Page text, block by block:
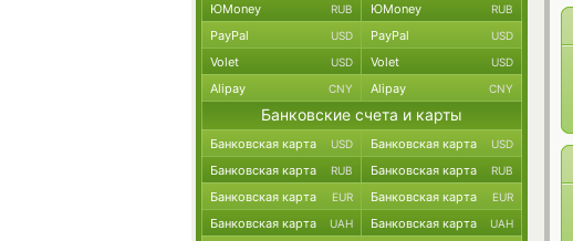
ЮMoney RUB ЮMoney RUB
PayPal USD PayPal USD
Volet USD Volet USD
Alipay CNY Alipay CNY
Банковские счета и карты
Банковская карта USD Банковская карта USD
Банковская карта RUB Банковская карта RUB
Банковская карта EUR Банковская карта EUR
Банковская карта UAH Банковская карта UAH